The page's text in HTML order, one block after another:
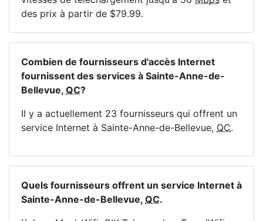
des prix à partir de $79.99.
Combien de fournisseurs d'accès Internet
fournissent des services à Sainte-Anne-de-
Bellevue, QC?
Il y a actuellement 23 fournisseurs qui offrent un
service Internet à Sainte-Anne-de-Bellevue, QC.
Quels fournisseurs offrent un service Internet à
Sainte-Anne-de-Bellevue, QC.